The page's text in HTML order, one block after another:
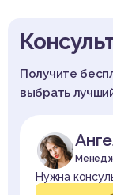
Получите
выбрать
Нужна